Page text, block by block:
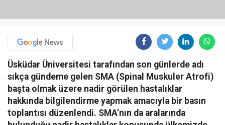
Üsküdar Üniversitesi tarafından son günlerde adı
sıkça gündeme gelen SMA (Spinal Muskuler Atrofi)
başta olmak üzere nadir görülen hastalıklar
hakkında bilgilendirme yapmak amacıyla bir basın
toplantısı düzenlendi. SMA’nın da aralarında